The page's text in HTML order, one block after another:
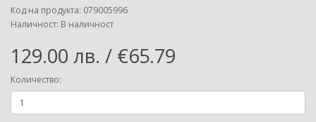
Код на продукта: 079005996
Наличност: В наличност
129.00 лв. / €65.79
Количество: